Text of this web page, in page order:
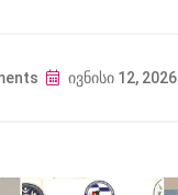
ივნისი 12, 2026